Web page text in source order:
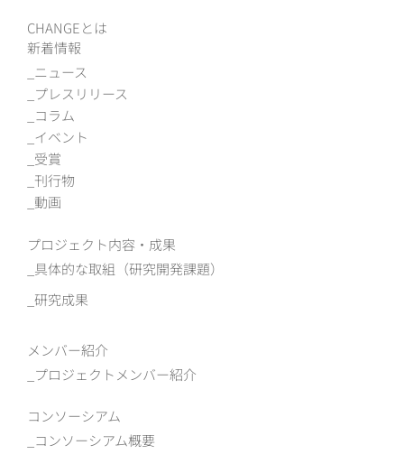
CHANGEとは
新着情報
ニュース
プレスリリース
コラム
イベント
受賞
刊行物
動画
プロジェクト内容・成果
具体的な取組（研究開発課題）
研究成果
メンバー紹介
プロジェクトメンバー紹介
コンソーシアム
コンソーシアム概要